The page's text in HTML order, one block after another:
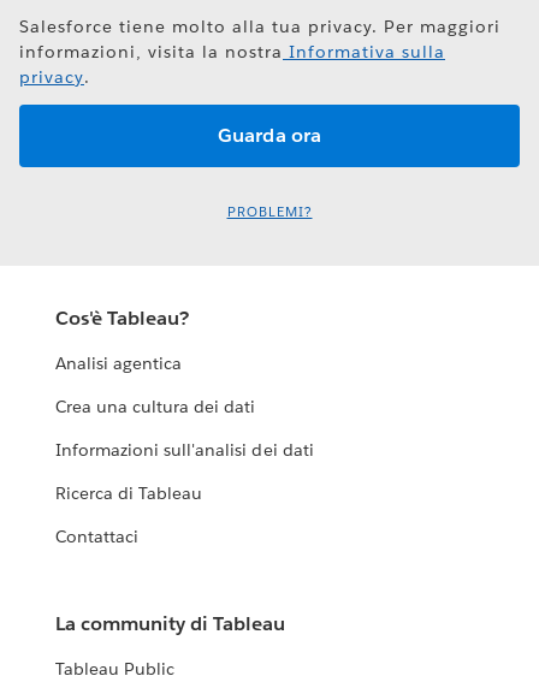
Salesforce tiene molto alla tua privacy. Per maggiori
informazioni, visita la nostra Informativa sulla
privacy.
PROBLEMI?
Cos'è Tableau?
Analisi agentica
Crea una cultura dei dati
Informazioni sull'analisi dei dati
Ricerca di Tableau
Contattaci
La community di Tableau
Tableau Public